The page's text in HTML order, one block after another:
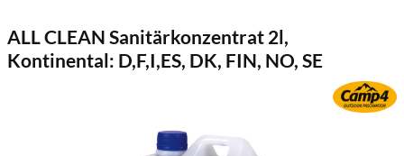
ALL CLEAN Sanitärkonzentrat 2l,
Kontinental: D,F,I,ES, DK, FIN, NO, SE